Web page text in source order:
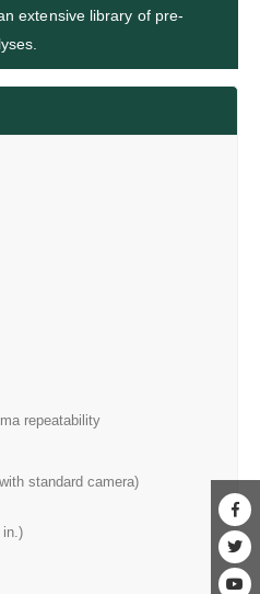
extensive library of pre-
repeatability
standard camera)
in.)